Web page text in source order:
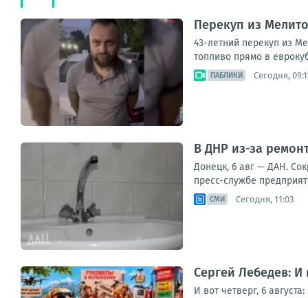
Перекуп из
43-летний перекуп из
топливо прямо в
ПАБЛИКИ Сегодня,
В ДНР из-за
Донецк, 6 авг — ДАН.
пресс-службе
СМИ Сегодня, 11:03
Сергей Лебедев:
И вот четверг, 6